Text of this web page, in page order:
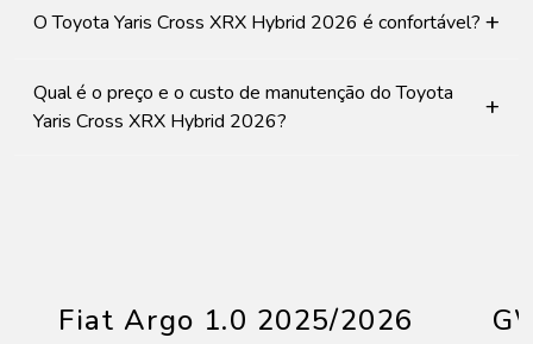
O Toyota Yaris Cross XRX Hybrid 2026 é confortável? +
Qual é o preço e o custo de manutenção do Toyota
Yaris Cross XRX Hybrid 2026?
+
Fiat Argo 1.0 2025/2026